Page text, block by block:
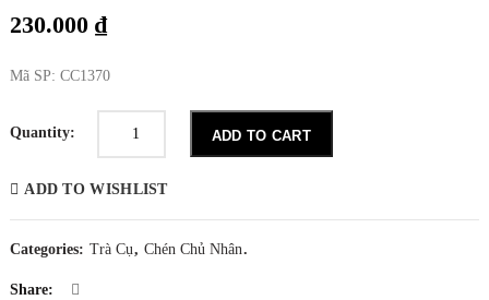
230.000 ₫
Mã SP: CC1370
Quantity:
Chén
tinh
Nhã
Kinh
ml
ADD TO CART
ADD TO WISHLIST
Categories: Trà Cụ, Chén Chủ Nhân.
Share: